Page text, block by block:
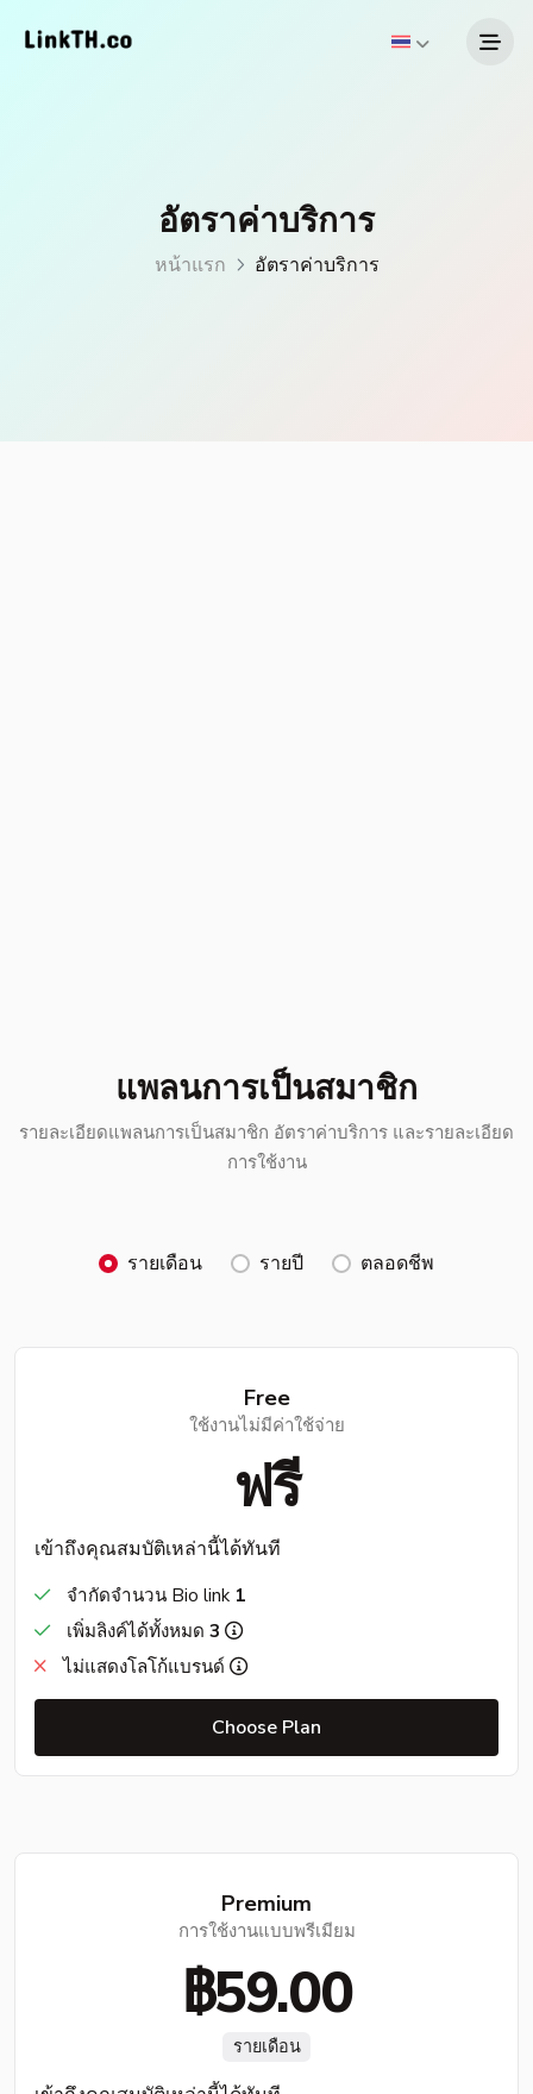
อัตราค่าบริการ
หน้าแรก อัตราค่าบริการ
แพลนการเป็นสมาชิก
รายละเอียดแพลนการเป็นสมาชิก อัตราค่าบริการ และรายละเอียด
การใช้งาน
รายเดือน รายปี ตลอดชีพ
Free
ใช้งานไม่มีค่าใช้จ่าย
ฟรี
เข้าถึงคุณสมบัติเหล่านี้ได้ทันที
จำกัดจำนวน Bio link 1
เพิ่มลิงค์ได้ทั้งหมด 3
ไม่แสดงโลโก้แบรนด์
Choose Plan
Premium
การใช้งานแบบพรีเมียม
฿59.00
รายเดือน